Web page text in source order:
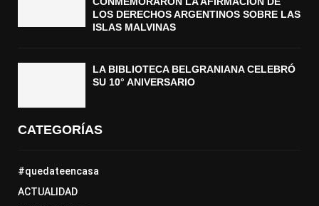
LOS DERECHOS ARGENTINOS SOBRE LAS
ISLAS MALVINAS
LA BIBLIOTECA BELGRANIANA CELEBRÓ
SU 10° ANIVERSARIO
CATEGORÍAS
#quedateencasa
ACTUALIDAD